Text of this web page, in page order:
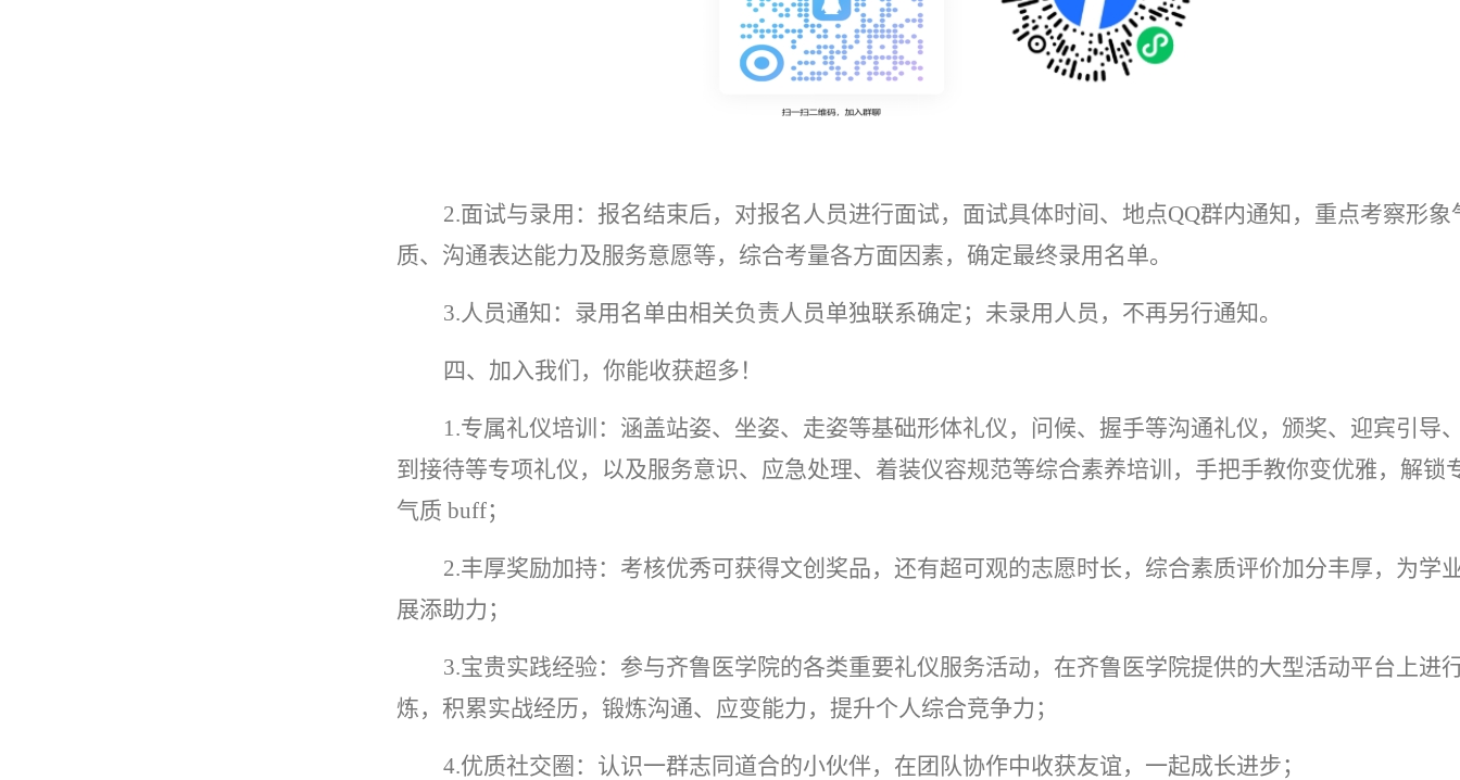
2.面试与录用： 报名结束后， 对报名人员进行面试，面试具体时间、地点QQ群内通知 ， 重点考察形象
质、沟通表达能力及服务意愿等， 综合考量各方面因素，确定最终录用名单。
3.人员通知：录用名单由相关负责人员单独联系确定；未录用人员，不再另行通知。
四、加入我们，你能收获超多！
1.专属礼仪培训：涵盖站姿、坐姿、走姿等基础形体礼仪，问候、握手等沟通礼仪，颁奖、迎宾引导
到接待等专项礼仪，以及服务意识、应急处理、着装仪容规范等综合素养培训，手把手教你变优雅，解锁
气质 buff；
2.丰厚奖励加持：考核优秀可获得文创奖品，还有超可观的志愿时长，综合素质评价加分丰厚，为学
展添助力；
3.宝贵实践经验：参与齐鲁医学院的各类重要礼仪服务活动，在齐鲁医学院提供的大型活动平台上进
炼，积累实战经历，锻炼沟通、应变能力，提升个人综合竞争力；
4.优质社交圈：认识一群志同道合的小伙伴，在团队协作中收获友谊，一起成长进步；